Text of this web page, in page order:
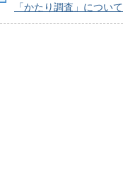
「かたり調査」について